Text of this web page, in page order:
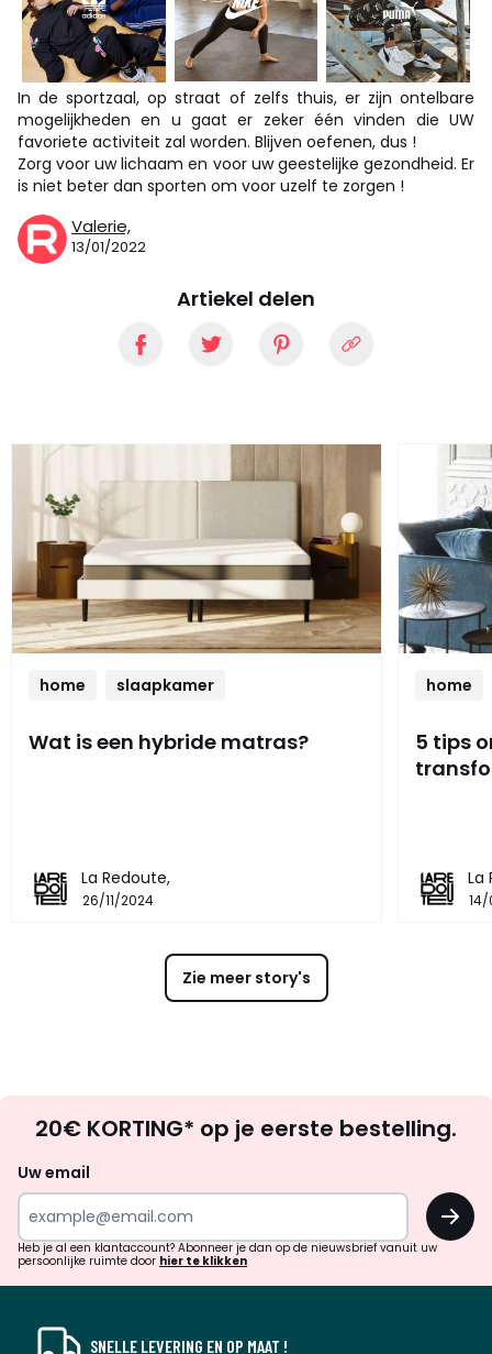
In de sportzaal, op straat of zelfs thuis, er zijn ontelbare
mogelijkheden en u gaat er zeker één vinden die UW
favoriete activiteit zal worden. Blijven oefenen, dus !
Zorg voor uw lichaam en voor uw geestelijke gezondheid. Er
is niet beter dan sporten om voor uzelf te zorgen !
Valerie,
13/01/2022
Artiekel delen
home slaapkamer
Wat is een hybride matras?
La Redoute,
26/11/2024
home
5 tips
La
Zie meer story's
zoek
inspiratie
verrassingen?
20€ KORTING* op je eerste bestelling.
Uw email
OK
Heb je al een klantaccount? Abonneer je dan op de nieuwsbrief vanuit uw
persoonlijke ruimte door hier te klikken
SNELLE LEVERING EN OP MAAT !